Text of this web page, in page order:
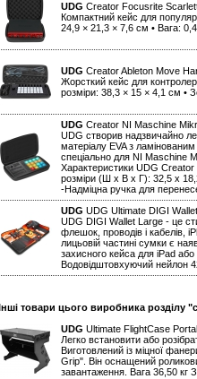
UDG Creator Focusrite
Компактний кейс для
24,9 × 21,3 × 7,6 см • Вага:
UDG Creator Ableton Move
Жорсткий кейс для
розміри: 38,3 × 15 × 4,1 см •
UDG Creator NI Maschine
UDG створив надзвичайно
матеріалу EVA з
спеціально для NI Maschine
Характеристики UDG
розміри (Ш х В х Г): 32,5 х
-Надміцна ручка для
UDG UDG Ultimate DIGI
UDG DIGI Wallet Large - це
флешок, проводів і кабелів,
лицьовій частині сумки є
захисного кейса для iPad або
Водовідштовхуючий нейлон
Інші товари цього виробника розділу
UDG Ultimate FlightCase
Легко встановити або
Виготовлений із міцної
Grip". Він оснащений
завантаження. Вага 36,50 кг